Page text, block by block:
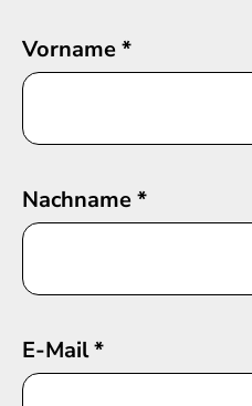
Vorname*
Nachname*
E-Mail*